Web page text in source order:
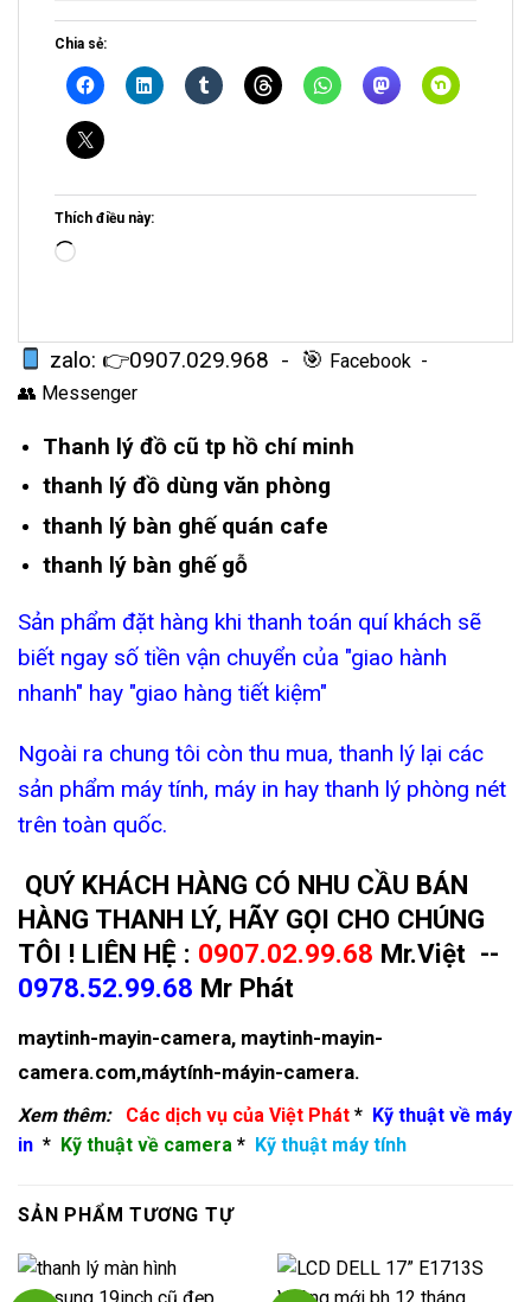
Chia sẻ:
Thích điều này:
Loading…
zalo: 👉0907.029.968 - 🎯 Facebook -
👥 Messenger
Thanh lý đồ cũ tp hồ chí minh
thanh lý đồ dùng văn phòng
thanh lý bàn ghế quán cafe
thanh lý bàn ghế gỗ
Sản phẩm đặt hàng khi thanh toán quí khách sẽ
biết ngay số tiền vận chuyển của "giao hành
nhanh" hay "giao hàng tiết kiệm"
Ngoài ra chung tôi còn thu mua, thanh lý lại các
sản phẩm máy tính, máy in hay thanh lý phòng nét
trên toàn quốc.
QUÝ KHÁCH HÀNG CÓ NHU CẦU BÁN
HÀNG THANH LÝ, HÃY GỌI CHO CHÚNG
TÔI ! LIÊN HỆ : 0907.02.99.68 Mr.Việt --
0978.52.99.68 Mr Phát
maytinh-mayin-camera, maytinh-mayin-
camera.com,máytính-máyin-camera.
Xem thêm: Các dịch vụ của Việt Phát * Kỹ thuật về máy
in * Kỹ thuật về camera * Kỹ thuật máy tính
SẢN PHẨM TƯƠNG TỰ